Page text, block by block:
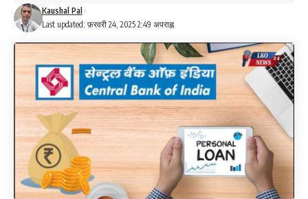
Last updated: फ़रवरी 24, 2025 2:49 अपराह्न
Kaushal Pal